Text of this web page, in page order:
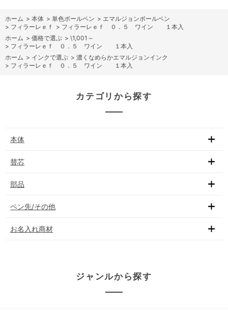
ホーム > 本体 > 単色ボールペン > エマルジョンボールペン
> フィラーレｅｆ > フィラーレｅｆ ０．５ ワイン １本入
ホーム > 価格で選ぶ > \1,001～
> フィラーレｅｆ ０．５ ワイン １本入
ホーム > インクで選ぶ > 濃くなめらかエマルジョンインク
> フィラーレｅｆ ０．５ ワイン １本入
カテゴリから探す
本体
替芯
部品
ペン先/その他
お名入れ商材
ジャンルから探す